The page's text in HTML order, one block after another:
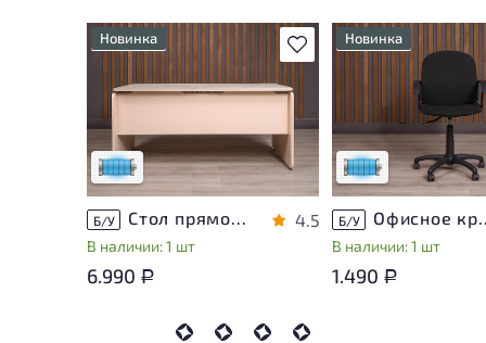
В избранное
Новинка
приближено к новому, могут
присутствовать
незначительные следы
эксплуатации
Низкая степень износа
Б/У Стол прямоугольный Accord ДСП Дуб Россия
В наличии: 1 шт
4.5
6.990 Р
Новинка
Состояние товара
приближено к
присутствовать
незначительные
эксплуатации
Низкая степень
Б/У Офисное
В наличии: 1 шт
1.490 Р